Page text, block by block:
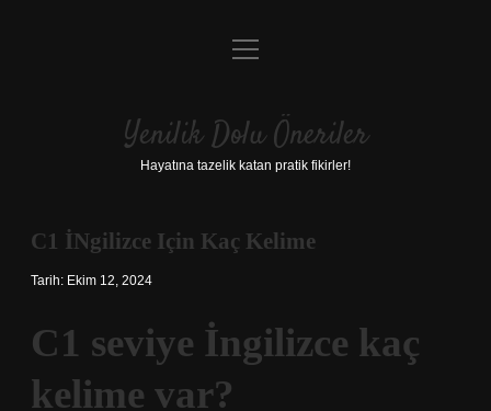
Anasayfa
Yasal Uyarı
menüyü
Yenilik Dolu Öneriler
Hayatına tazelik katan pratik fikirler!
C1 İNgilizce Için Kaç Kelime
Tarih: Ekim 12, 2024
C1 seviye İngilizce kaç
kelime var?